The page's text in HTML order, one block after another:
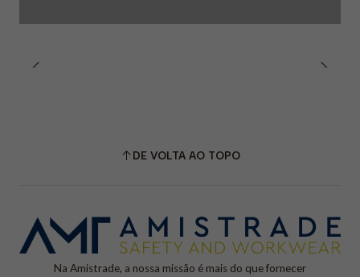
DE VOLTA AO TOPO
Na Amistrade, a nossa missão é mais do que fornecer